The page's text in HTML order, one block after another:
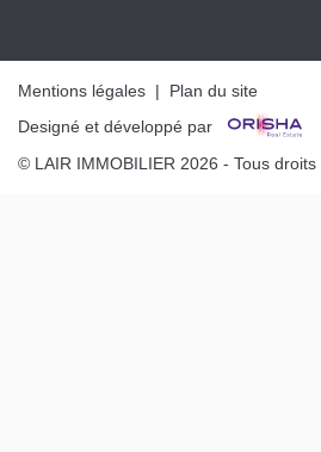
Mentions légales | Plan du site
Designé et développé par
© LAIR IMMOBILIER 2026 - Tous